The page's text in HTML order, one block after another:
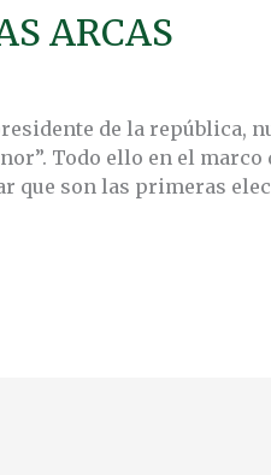
ARCAS
de la república,
Todo ello en el marco
que son las primeras